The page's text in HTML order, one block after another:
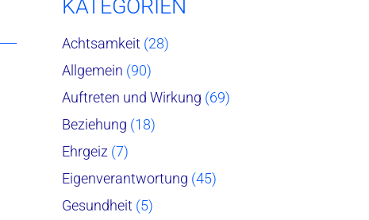
KATEGORIEN
Achtsamkeit (28)
Allgemein (90)
Auftreten und Wirkung (69)
Beziehung (18)
Ehrgeiz (7)
Eigenverantwortung (45)
Gesundheit (5)